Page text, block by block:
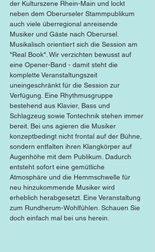
der Kulturszene Rhein-Main und lockt
neben dem Oberurseler Stammpublikum
auch viele überregional anreisende
Musiker und Gäste nach Oberursel.
Musikalisch orientiert sich die Session am
"Real Book". Wir verzichten bewusst auf
eine Opener-Band - damit steht die
komplette Veranstaltungszeit
uneingeschränkt für die Session zur
Verfügung. Eine Rhythmusgruppe
bestehend aus Klavier, Bass und
Schlagzeug sowie Tontechnik stehen immer
bereit. Bei uns agieren die Musiker
konzeptbedingt nicht frontal auf der Bühne,
sondern entfalten ihren Klangkörper auf
Augenhöhe mit dem Publikum. Dadurch
entsteht sofort eine gemütliche
Atmosphäre und die Hemmschwelle für
neu hinzukommende Musiker wird
erheblich herabgesetzt. Eine Veranstaltung
zum Rundherum-Wohlfühlen. Schauen Sie
doch einfach mal bei uns herein.